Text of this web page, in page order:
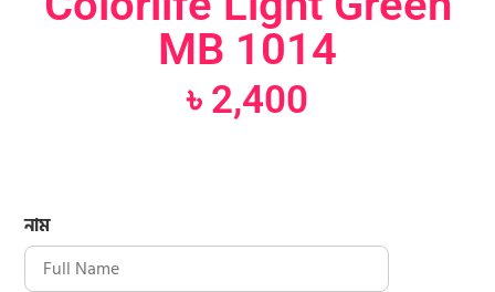
MB 1014
৳ 2,400
নাম